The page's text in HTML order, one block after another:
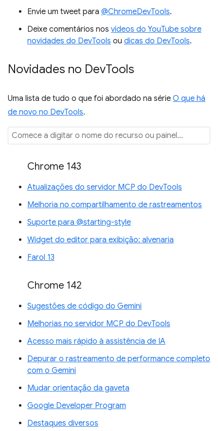
Envie um tweet para @ChromeDevTools.
Deixe comentários nos vídeos do YouTube sobre
novidades do DevTools ou dicas do DevTools.
Novidades no DevTools
Uma lista de tudo o que foi abordado na série O que há
de novo no DevTools.
Chrome 143
Atualizações do servidor MCP do DevTools
Melhoria no compartilhamento de rastreamentos
Suporte para @starting-style
Widget do editor para exibição: alvenaria
Farol 13
Chrome 142
Sugestões de código do Gemini
Melhorias no servidor MCP do DevTools
Acesso mais rápido à assistência de IA
Depurar o rastreamento de performance completo
com o Gemini
Mudar orientação da gaveta
Google Developer Program
Destaques diversos